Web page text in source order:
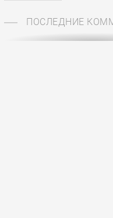
ПОСЛЕДНИЕ